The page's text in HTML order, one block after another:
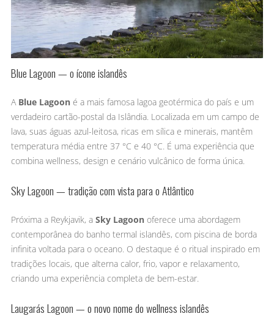
Blue Lagoon — o ícone islandês
A Blue Lagooné a mais famosa lagoa geotérmica do país e um
verdadeiro cartão-postal da Islândia. Localizada em um campo de
lava, suas águas azul-leitosa, ricas em sílica e minerais, mantêm
temperatura média entre 37 °C e 40 °C. É uma experiência que
combina wellness, design e cenário vulcânico de forma única.
Sky Lagoon — tradição com vista para o Atlântico
Próxima a Reykjavik, a Sky Lagoonoferece uma abordagem
contemporânea do banho termal islandês, com piscina de borda
infinita voltada para o oceano. O destaque é o ritual inspirado em
tradições locais, que alterna calor, frio, vapor e relaxamento,
criando uma experiência completa de bem-estar.
Laugarás Lagoon — o novo nome do wellness islandês